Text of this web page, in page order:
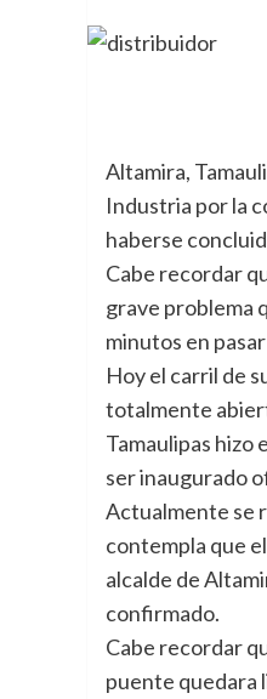
Altamira,
Industria por la
haberse
Cabe recordar
grave problema
minutos en
Hoy el carril de
totalmente
Tamaulipas hizo
ser inaugurado
Actualmente se
contempla que
alcalde de
confirmado.
Cabe recordar
puente quedara